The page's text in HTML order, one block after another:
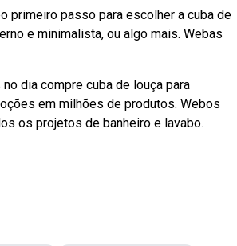
primeiro passo para escolher a cuba de
e minimalista, ou algo mais. Webas
dia compre cuba de louça para
em milhões de produtos. Webos
os projetos de banheiro e lavabo.